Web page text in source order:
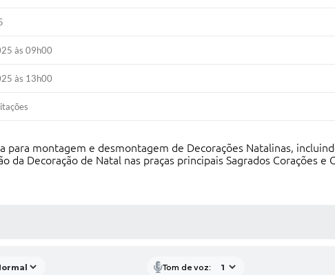
às 09h00
às 13h00
para montagem e desmontagem de Decorações Natalinas,
da Decoração de Natal nas praças principais Sagrados Corações
Tom de voz: